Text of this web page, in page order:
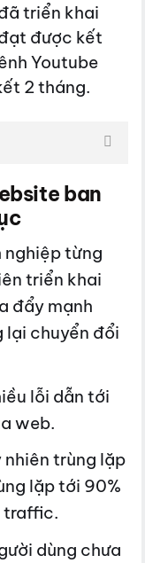
triển khai
được kết
Youtube
2 tháng.
ban
nghiệp từng
triển khai
đẩy mạnh
lại chuyển đổi
lỗi dẫn tới
web.
trùng lặp
lặp tới 90%
traffic.
dùng chưa